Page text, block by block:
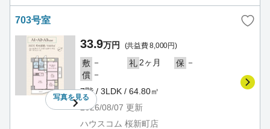
703号室
写真を見る
33.9万円 (共益費 8,000円)
敷 － 礼 2ヶ月 保 －
償 －
7階 / 3LDK / 64.80㎡
2026/08/07 更新
ハウスコム 桜新町店